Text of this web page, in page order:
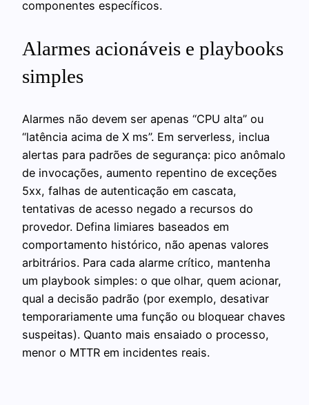
componentes específicos.
Alarmes acionáveis e playbooks
simples
Alarmes não devem ser apenas “CPU alta” ou
“latência acima de X ms”. Em serverless, inclua
alertas para padrões de segurança: pico anômalo
de invocações, aumento repentino de exceções
5xx, falhas de autenticação em cascata,
tentativas de acesso negado a recursos do
provedor. Defina limiares baseados em
comportamento histórico, não apenas valores
arbitrários. Para cada alarme crítico, mantenha
um playbook simples: o que olhar, quem acionar,
qual a decisão padrão (por exemplo, desativar
temporariamente uma função ou bloquear chaves
suspeitas). Quanto mais ensaiado o processo,
menor o MTTR em incidentes reais.